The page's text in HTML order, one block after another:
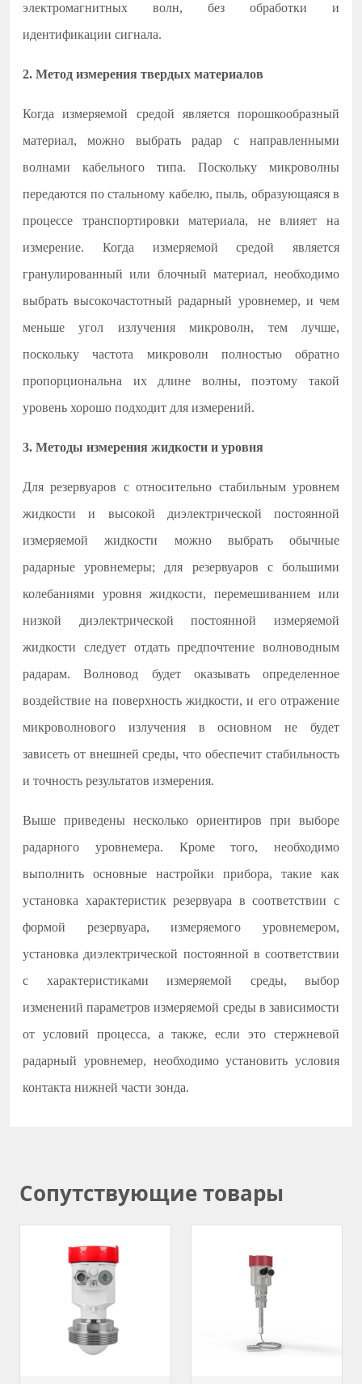
электромагнитных волн, без обработки и
идентификации сигнала.
2. Метод измерения твердых материалов
Когда измеряемой средой является порошкообразный
материал, можно выбрать радар с направленными
волнами кабельного типа. Поскольку микроволны
передаются по стальному кабелю, пыль, образующаяся в
процессе транспортировки материала, не влияет на
измерение. Когда измеряемой средой является
гранулированный или блочный материал, необходимо
выбрать высокочастотный радарный уровнемер, и чем
меньше угол излучения микроволн, тем лучше,
поскольку частота микроволн полностью обратно
пропорциональна их длине волны, поэтому такой
уровень хорошо подходит для измерений.
3. Методы измерения жидкости и уровня
Для резервуаров с относительно стабильным уровнем
жидкости и высокой диэлектрической постоянной
измеряемой жидкости можно выбрать обычные
радарные уровнемеры; для резервуаров с большими
колебаниями уровня жидкости, перемешиванием или
низкой диэлектрической постоянной измеряемой
жидкости следует отдать предпочтение волноводным
радарам. Волновод будет оказывать определенное
воздействие на поверхность жидкости, и его отражение
микроволнового излучения в основном не будет
зависеть от внешней среды, что обеспечит стабильность
и точность результатов измерения.
Выше приведены несколько ориентиров при выборе
радарного уровнемера. Кроме того, необходимо
выполнить основные настройки прибора, такие как
установка характеристик резервуара в соответствии с
формой резервуара, измеряемого уровнемером,
установка диэлектрической постоянной в соответствии
с характеристиками измеряемой среды, выбор
изменений параметров измеряемой среды в зависимости
от условий процесса, а также, если это стержневой
радарный уровнемер, необходимо установить условия
контакта нижней части зонда.
Сопутствующие товары